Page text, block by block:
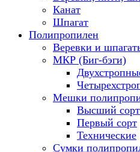
Канат
Шпагат
Полипропилен
Веревки и
МКР (Биг-бэги)
Мешки
Высший сорт
Первый сорт
Технические
Сумки